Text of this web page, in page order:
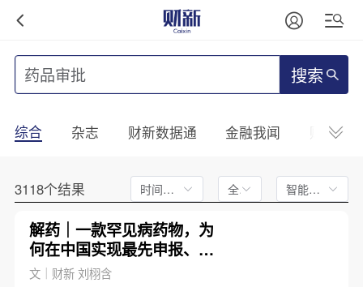
搜索
综合 杂志 财新数据通 金融我闻 财新
3118个结果 时间不限 全文 智能排序
解药｜一款罕见病药物，为
何在中国实现最先申报、最
先获批？
文｜财新 刘栩含